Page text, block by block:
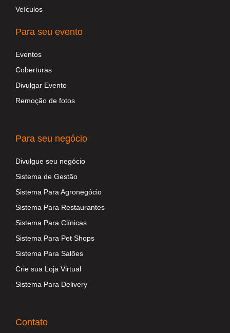
Veículos
Para seu evento
Eventos
Coberturas
Divulgar Evento
Remoção de fotos
Para seu negócio
Divulgue seu negócio
Sistema de Gestão
Sistema Para Agronegócio
Sistema Para Restaurantes
Sistema Para Clínicas
Sistema Para Pet Shops
Sistema Para Salões
Crie sua Loja Virtual
Sistema Para Delivery
Contato